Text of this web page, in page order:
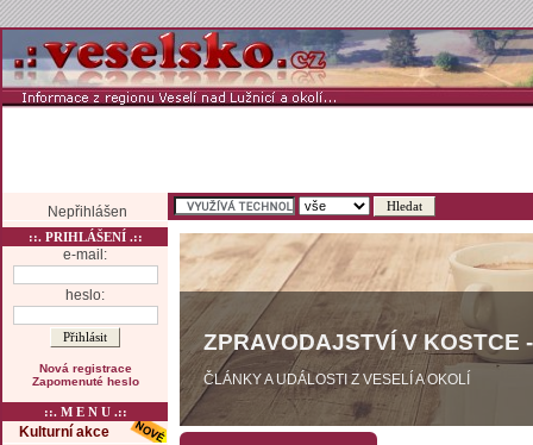
Nepřihlášen
::. PRIHLÁŠENÍ .::
e-mail:
heslo:
Nová registrace
Zapomenuté heslo
::. M E N U .::
Kulturní akce
ZPRAVODAJSTVÍ V KOSTCE
ČLÁNKY A UDÁLOSTI Z VESELÍ A OKOLÍ